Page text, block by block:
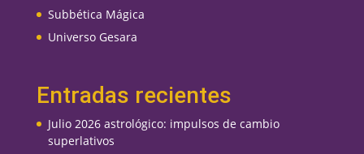
Subbética Mágica
Universo Gesara
Entradas recientes
Julio 2026 astrológico: impulsos de cambio
superlativos